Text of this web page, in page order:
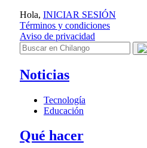
Hola, INICIAR SESIÓN
Términos y condiciones
Aviso de privacidad
Noticias
Tecnología
Educación
Qué hacer